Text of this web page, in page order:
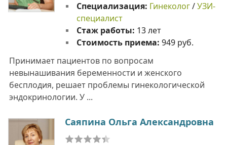
Специализация: Гинеколог/УЗИ-
специалист
Стаж работы: 13 лет
Стоимость приема: 949 руб.
Принимает пациентов по вопросам
невынашивания беременности и женского
бесплодия, решает проблемы гинекологической
эндокринологии. У ...
Саяпина Ольга Александровна